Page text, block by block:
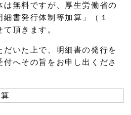
は無料ですが、厚生労働省の
書発行体制等加算」（１
頂きます。
いた上で、明細書の発行を
へその旨をお申し出くださ